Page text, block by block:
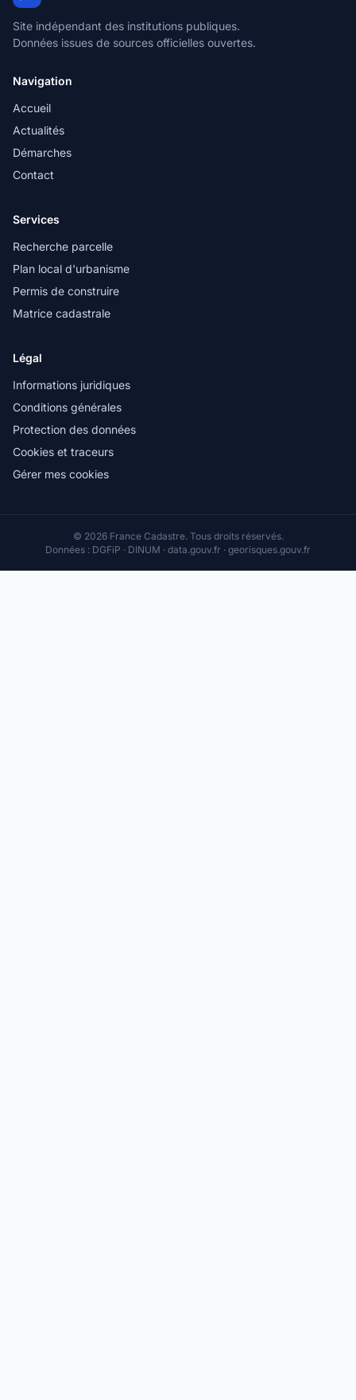
Site indépendant des institutions publiques.
Données issues de sources officielles ouvertes.
Navigation
Accueil
Actualités
Démarches
Contact
Services
Recherche parcelle
Plan local d'urbanisme
Permis de construire
Matrice cadastrale
Légal
Informations juridiques
Conditions générales
Protection des données
Cookies et traceurs
Gérer mes cookies
© 2026 France Cadastre. Tous droits réservés.
Données : DGFiP · DINUM · data.gouv.fr · georisques.gouv.fr